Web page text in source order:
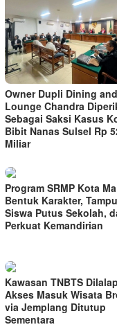
Owner Dupli Dining and
Lounge Chandra
Sebagai Saksi Kasus
Bibit Nanas Sulsel Rp
Miliar
Program SRMP Kota
Bentuk Karakter,
Siswa Putus Sekolah,
Perkuat Kemandirian
Kawasan TNBTS
Akses Masuk Wisata
via Jemplang Ditutup
Sementara